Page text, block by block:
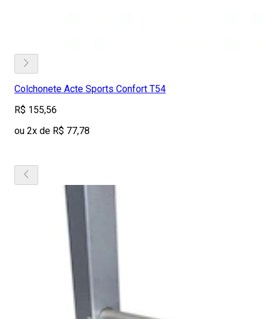
Colchonete Acte Sports Confort T54
R$ 155,56
ou 2x de R$ 77,78